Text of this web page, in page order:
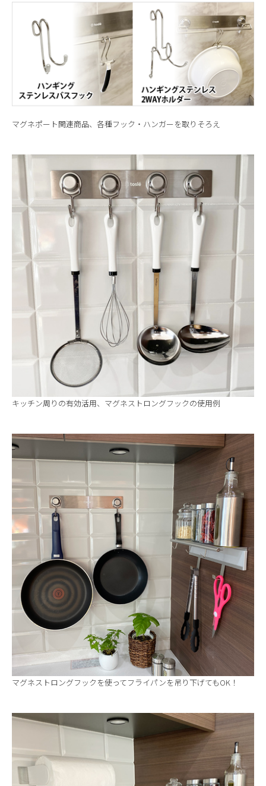
マグネポート関連商品、各種フック・ハンガーを取りそろえ
キッチン周りの有効活用、マグネストロングフックの使用例
マグネストロングフックを使ってフライパンを吊り下げてもOK！